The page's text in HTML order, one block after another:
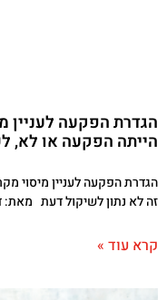
הגדרת הפקעה לעניין
הייתה הפקעה או לא,
הגדרת הפקעה לעניין מיסוי
זה לא נתון לשיקול דעת מאת:
קרא עוד »